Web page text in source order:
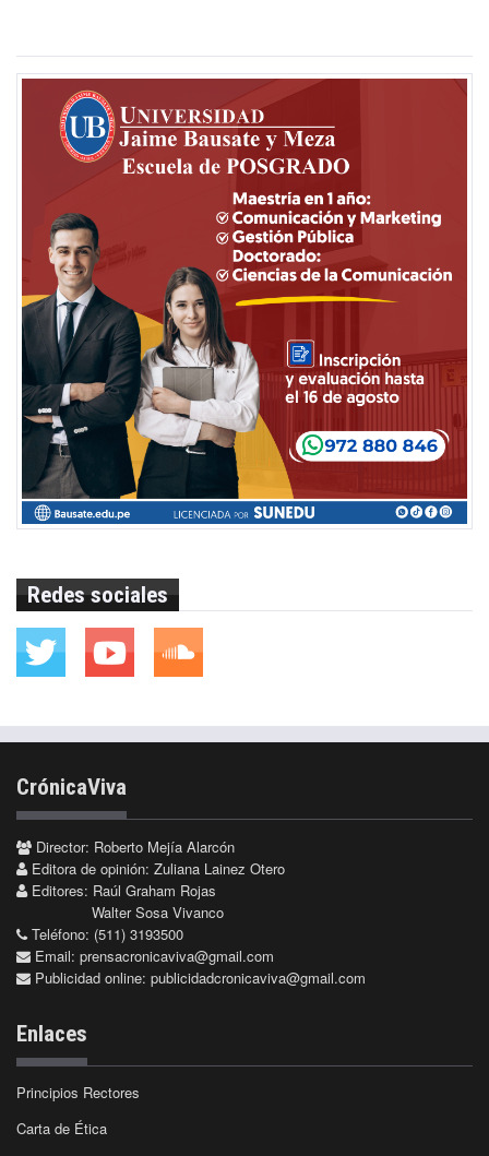
Redes sociales
CrónicaViva
Director: Roberto Mejía Alarcón
Editora de opinión: Zuliana Lainez Otero
Editores: Raúl Graham Rojas
Walter Sosa Vivanco
Teléfono: (511) 3193500
Email: prensacronicaviva@gmail.com
Publicidad online: publicidadcronicaviva@gmail.com
Enlaces
Principios Rectores
Carta de Ética